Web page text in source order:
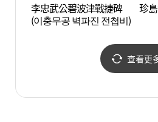
李忠武公碧波津戰捷碑
(이충무공 벽파진 전첩비)
珍
查看更